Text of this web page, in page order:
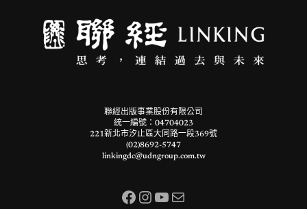
聯經出版事業股份有限公司
統一編號：04704023
221新北市汐止區大同路一段369號
(02)8692-5747
linkingdc@udngroup.com.tw
Facebook InstagramYouTube 電子郵件